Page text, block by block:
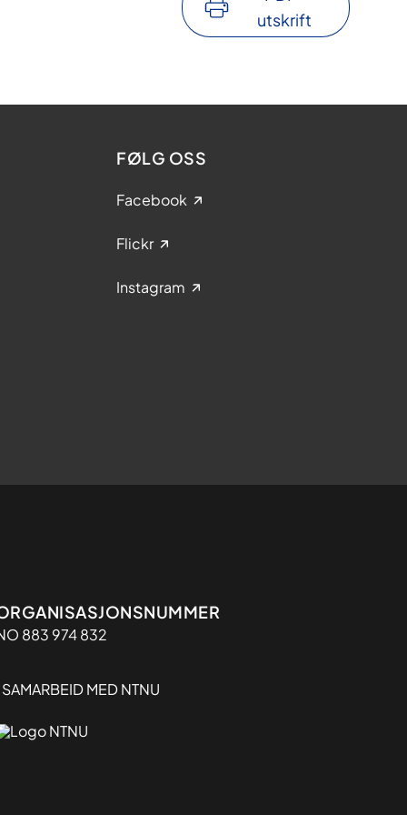
utskrift
FØLG OSS
Facebook
Flickr
Instagram
883 974 832
MED NTNU